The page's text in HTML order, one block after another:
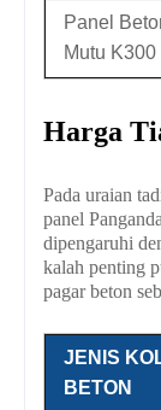
Panel
Mutu K300
Harga
Pada uraian
panel
dipengaruhi
kalah penting
pagar beton
JENIS
BETON